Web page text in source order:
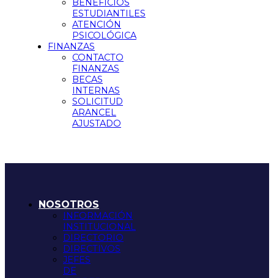
BENEFICIOS
ESTUDIANTILES
ATENCIÓN
PSICOLÓGICA
FINANZAS
CONTACTO
FINANZAS
BECAS
INTERNAS
SOLICITUD
ARANCEL
AJUSTADO
NOSOTROS
INFORMACIÓN
INSTITUCIONAL
DIRECTORIO
DIRECTIVOS
JEFES
DE